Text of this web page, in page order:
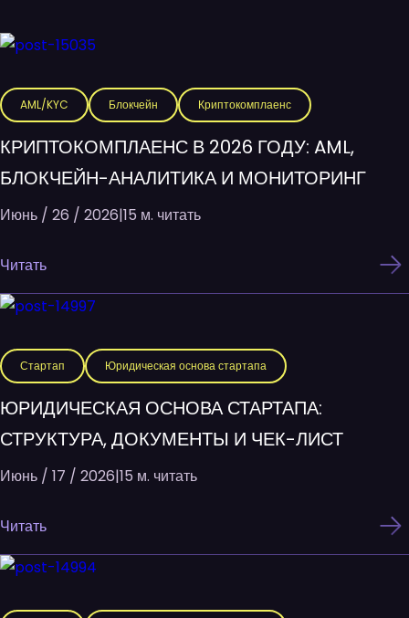
AML/KYC Блокчейн Криптокомплаенс
КРИПТОКОМПЛАЕНС В 2026 ГОДУ: AML,
БЛОКЧЕЙН-АНАЛИТИКА И МОНИТОРИНГ
Июнь / 26 / 2026|15 м. читать
Читать
Стартап Юридическая основа стартапа
ЮРИДИЧЕСКАЯ ОСНОВА СТАРТАПА:
СТРУКТУРА, ДОКУМЕНТЫ И ЧЕК-ЛИСТ
Июнь / 17 / 2026|15 м. читать
Читать